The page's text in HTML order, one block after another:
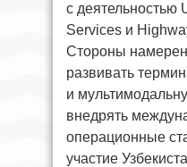
с деятельностью
Services и
Стороны
развивать
и
внедрять
операционные
участие